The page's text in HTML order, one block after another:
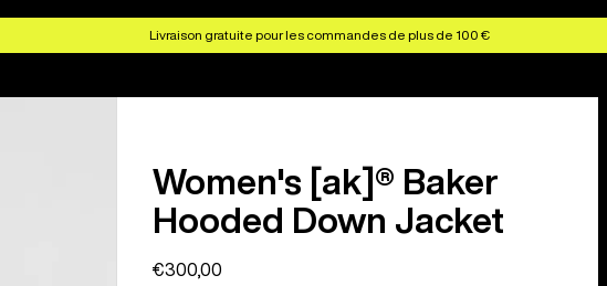
Livraison gratuite pour les commandes de plus de 100 €
Women's [ak]® Baker
Hooded Down Jacket
€300,00